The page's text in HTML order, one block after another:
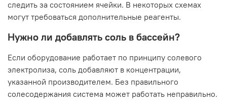
следить за состоянием ячейки. В некоторых схемах
могут требоваться дополнительные реагенты.
Нужно ли добавлять соль в бассейн?
Если оборудование работает по принципу солевого
электролиза, соль добавляют в концентрации,
указанной производителем. Без правильного
солесодержания система может работать неправильно.